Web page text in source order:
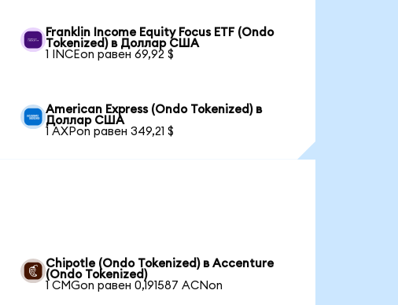
Franklin Income Equity Focus ETF (Ondo
Tokenized) в Доллар США
1 INCEon равен 69,92 $
American Express (Ondo Tokenized) в
Доллар США
1 AXPon равен 349,21 $
Chipotle (Ondo Tokenized) в Accenture
(Ondo Tokenized)
1 CMGon равен 0,191587 ACNon